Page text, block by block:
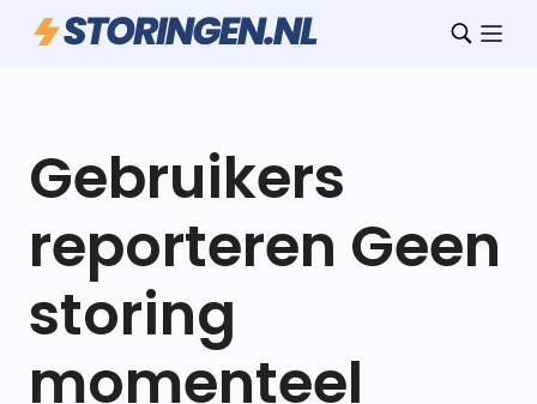
Gebruikers
reporteren Geen
storing
momenteel